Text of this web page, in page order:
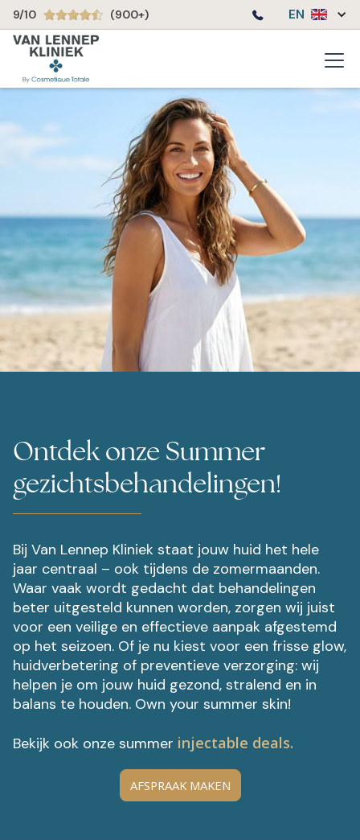
9/10 (900+) EN
Ontdek onze Summer
gezichtsbehandelingen!
Bij Van Lennep Kliniek staat jouw huid het hele
jaar centraal – ook tijdens de zomermaanden.
Waar vaak wordt gedacht dat behandelingen
beter uitgesteld kunnen worden, zorgen wij juist
voor een veilige en effectieve aanpak afgestemd
op het seizoen. Of je nu kiest voor een frisse glow,
huidverbetering of preventieve verzorging: wij
helpen je om jouw huid gezond, stralend en in
balans te houden. Own your summer skin!
Bekijk ook onze summer injectable deals.
AFSPRAAK MAKEN